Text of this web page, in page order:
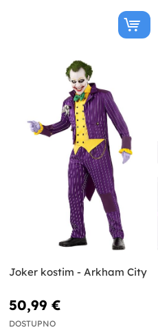
Joker kostim - Arkham City
50,99 €
DOSTUPNO